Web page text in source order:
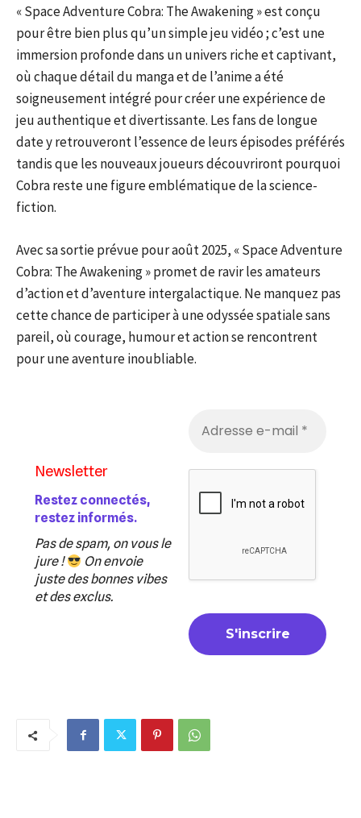
« Space Adventure Cobra: The Awakening » est conçu
pour être bien plus qu’un simple jeu vidéo ; c’est une
immersion profonde dans un univers riche et captivant,
où chaque détail du manga et de l’anime a été
soigneusement intégré pour créer une expérience de
jeu authentique et divertissante. Les fans de longue
date y retrouveront l’essence de leurs épisodes préférés
tandis que les nouveaux joueurs découvriront pourquoi
Cobra reste une figure emblématique de la science-
fiction.
Avec sa sortie prévue pour août 2025, « Space Adventure
Cobra: The Awakening » promet de ravir les amateurs
d’action et d’aventure intergalactique. Ne manquez pas
cette chance de participer à une odyssée spatiale sans
pareil, où courage, humour et action se rencontrent
pour une aventure inoubliable.
Newsletter
Restez connectés,
restez informés.
Pas de spam, on vous le
jure !
On envoie
juste des bonnes vibes
et des exclus.